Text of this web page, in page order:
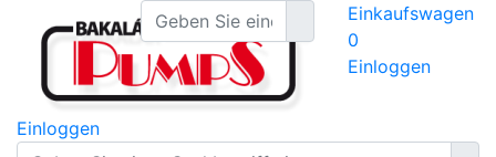
Einkaufswagen
0
Einloggen
Einloggen